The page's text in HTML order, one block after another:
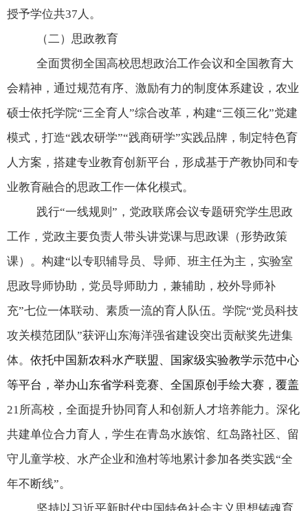
授予学位共37 人。
（二）思政教育
全面贯彻全国高校思想政治工作会议和全国教育大
会精神，通过规范有序、激励有力的制度体系建设，农业
硕士依托学院“三全育人 ”综合改革，构建“三领三化”党建
模式，打造“践农研学”“践商研学”实践品牌，制定特色育
人方案，搭建专业教育创新平台，形成基于产教协同和专
业教育融合的思政工作一体化模式。
践行“一线规则 ” ，党政联席会议专题研究学生思政
工作，党政主要负责人带头讲党课与思政课（形势政策
课）。构建“ 以专职辅导员、导师、班主任为主，实验室
思政导师协助，党员导师助力，兼辅助，校外导师补
充”七位一体联动、素质一流的育人队伍。学院“党员科技
攻关模范团队”获评山东海洋强省建设突出贡献奖先进集
体。 依托中国新农科水产联盟、国家级实验教学示范中心
等平台，举办山东省学科竞赛、全国原创手绘大赛，覆盖
21 所高校，全面提升协同育人和创新人才培养能力。深化
共建单位合力育人，学生在青岛水族馆、红岛路社区、留
守儿童学校、水产企业和渔村等地累计参加各类实践“全
年不断线”。
坚持以习近平新时代中国特色社会主义思想铸魂育